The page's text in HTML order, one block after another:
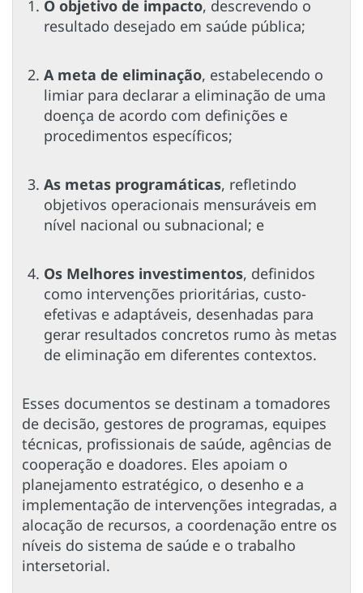
O objetivo de impacto, descrevendo o
resultado desejado em saúde pública;
A meta de eliminação, estabelecendo o
limiar para declarar a eliminação de uma
doença de acordo com definições e
procedimentos específicos;
As metas programáticas, refletindo
objetivos operacionais mensuráveis em
nível nacional ou subnacional; e
Os Melhores investimentos, definidos
como intervenções prioritárias, custo-
efetivas e adaptáveis, desenhadas para
gerar resultados concretos rumo às metas
de eliminação em diferentes contextos.
Esses documentos se destinam a tomadores
de decisão, gestores de programas, equipes
técnicas, profissionais de saúde, agências de
cooperação e doadores. Eles apoiam o
planejamento estratégico, o desenho e a
implementação de intervenções integradas, a
alocação de recursos, a coordenação entre os
níveis do sistema de saúde e o trabalho
intersetorial.